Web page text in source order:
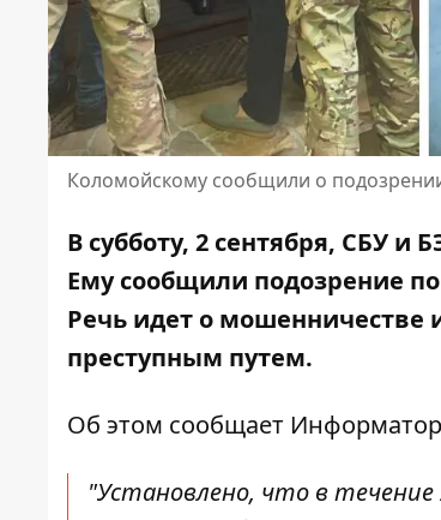
Коломойскому сообщили о
В субботу, 2 сентября, СБУ и
Ему сообщили подозрение
Речь идет о мошенничестве
преступным путем.
Об этом сообщает
"Установлено, что в течение